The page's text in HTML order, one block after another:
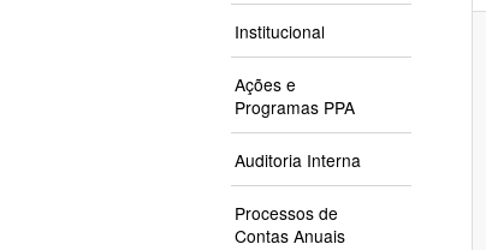
Institucional
Ações e
Programas PPA
Auditoria Interna
Processos de
Contas Anuais